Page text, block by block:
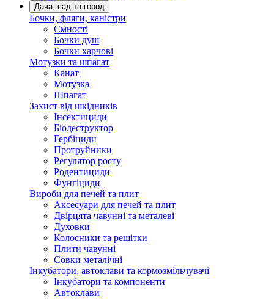
Дача, сад та город
Бочки, фляги, каністри
Ємності
Бочки душ
Бочки харчові
Мотузки та шпагат
Канат
Мотузка
Шпагат
Захист від шкідників
Інсектициди
Біодеструктор
Гербіциди
Протруйники
Регулятор росту
Родентициди
Фунгіциди
Вироби для печей та плит
Аксесуари для печей та плит
Двірцята чавунні та металеві
Духовки
Колосники та решітки
Плити чавунні
Совки металічні
Інкубатори, автоклави та кормозмільчувачі
Інкубатори та компоненти
Автоклави